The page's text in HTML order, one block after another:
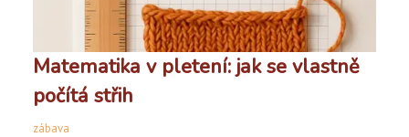
Matematika v pletení: jak se vlastně
počítá střih
zábava